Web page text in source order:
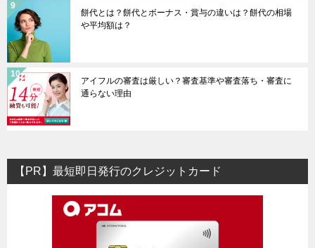
餅代とは？餅代とボーナス・賞与の違いは？餅代の相場
や平均額は？
アイフルの審査は厳しい？審査基準や審査落ち・審査に
通らない理由
【PR】最短即日発行のクレジットカード